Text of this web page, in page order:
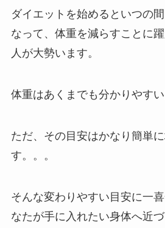
ダイエットを始めるといつの
なって、体重を減らすことに
人が大勢います。
体重はあくまでも分かりやすい
ただ、その目安はかなり簡単
す。。。
そんな変わりやすい目安に一
なたが手に入れたい身体へ近